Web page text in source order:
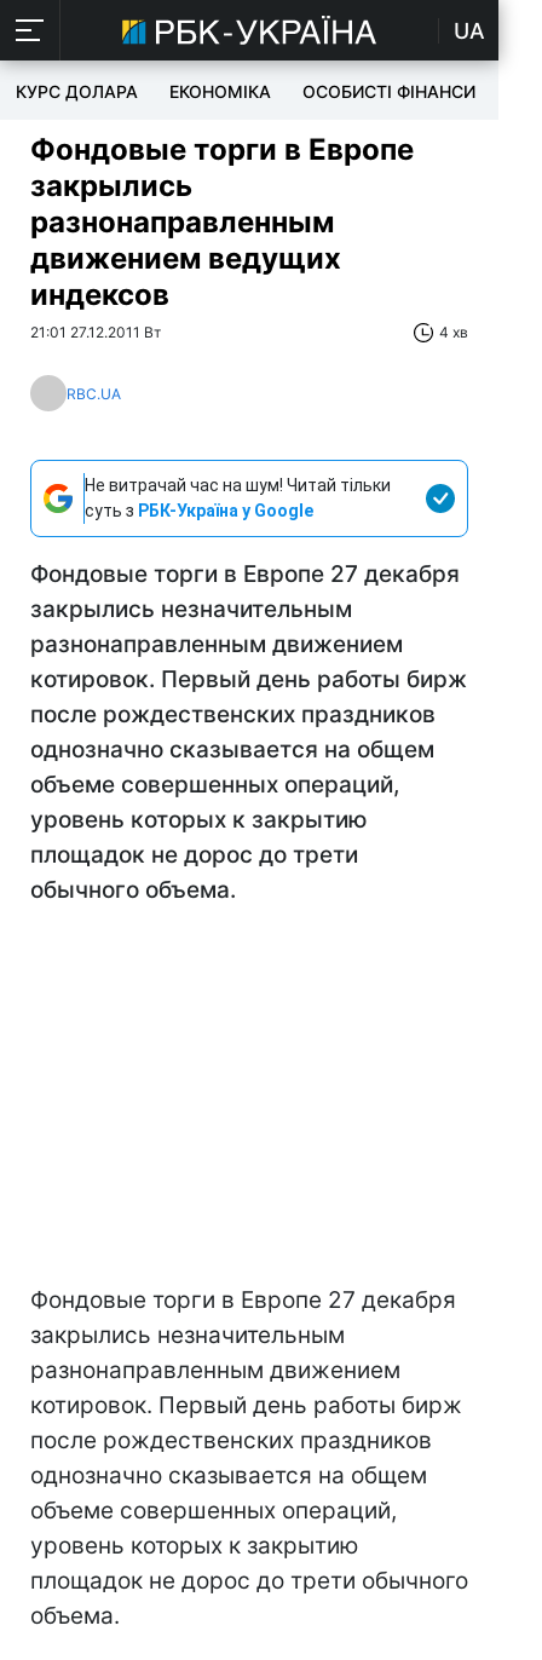
UA
КУРС ДОЛАРА ЕКОНОМІКА ОСОБИСТІ ФІНАНСИ
Фондовые торги в Европе
закрылись
разнонаправленным
движением ведущих
индексов
21:01 27.12.2011 Вт 4 хв
RBC.UA
Не витрачай час на шум! Читай тільки
суть з РБК-Україна у Google
Фондовые торги в Европе 27 декабря
закрылись незначительным
разнонаправленным движением
котировок. Первый день работы бирж
после рождественских праздников
однозначно сказывается на общем
объеме совершенных операций,
уровень которых к закрытию
площадок не дорос до трети
обычного объема.
Фондовые торги в Европе 27 декабря
закрылись незначительным
разнонаправленным движением
котировок. Первый день работы бирж
после рождественских праздников
однозначно сказывается на общем
объеме совершенных операций,
уровень которых к закрытию
площадок не дорос до трети обычного
объема.